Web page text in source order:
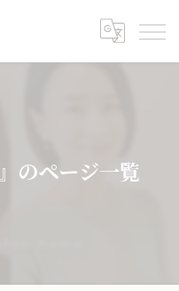
のページ一覧